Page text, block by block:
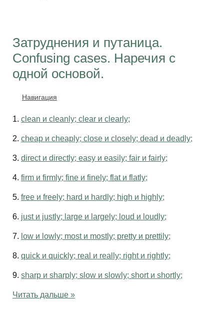
Затруднения и путаница.
Confusing cases. Наречия с
одной основой.
Навигация
1. clean и cleanly; clear и clearly;
2. cheap и cheaply; close и closely; dead и deadly;
3. direct и directly; easy и easily; fair и fairly;
4. firm и firmly; fine и finely; flat и flatly;
5. free и freely; hard и hardly; high и highly;
6. just и justly; large и largely; loud и loudly;
7. low и lowly; most и mostly; pretty и prettily;
8. quick и quickly; real и really; right и rightly;
9. sharp и sharply; slow и slowly; short и shortly;
Читать дальше »